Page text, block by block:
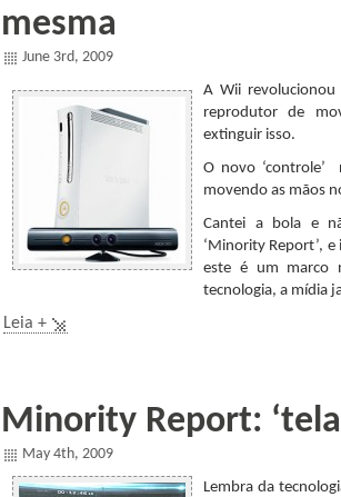
mesma
June 3rd, 2009
A Wii
reprodutor de
extinguir isso.
O novo ‘controle’
movendo as mãos
Cantei a bola e
‘Minority Report’,
este é um marco
tecnologia, a mídia
Leia +
Minority Report:
May 4th, 2009
Lembra da